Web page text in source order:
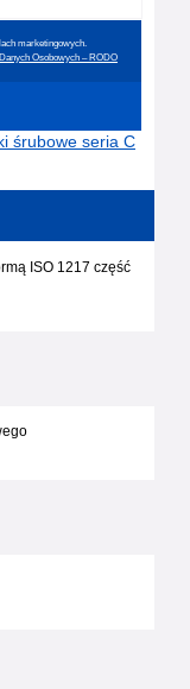
marketingowych.
Osobowych – RODO
śrubowe seria C
ISO 1217 część